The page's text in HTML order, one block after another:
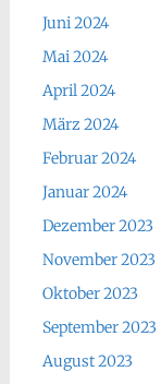
Juni 2024
Mai 2024
April 2024
März 2024
Februar 2024
Januar 2024
Dezember 2023
November 2023
Oktober 2023
September 2023
August 2023